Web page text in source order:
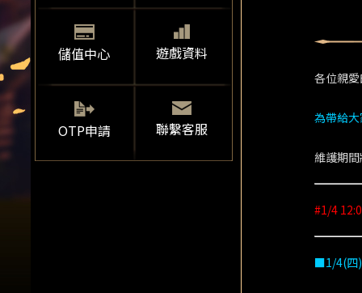
儲值中心 遊戲資料
OTP申請 聯繫客服
各位親
為帶給
維護期
#1/4
■1/4(四)